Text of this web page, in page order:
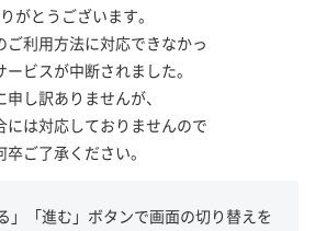
がとうございます。
ご利用方法に対応できなかっ
ービスが中断されました。
申し訳ありませんが、
には対応しておりませんので
卒ご了承ください。
」「進む」ボタンで画面の切り替えを